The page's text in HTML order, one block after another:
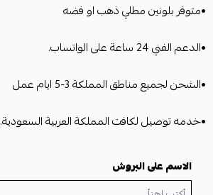
•متوفر بلونين مطلي ذهب او فضه
•الدعم الفني 24 ساعة على الواتساب.
•الشحن لجميع مناطق المملكة 3-5 ايام عمل
•خدمه توصيل لكافت المملكة العربية السعودية.
الاسم على البروش